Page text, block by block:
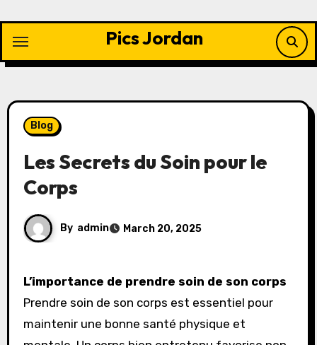
content
Pics Jordan
Blog
Les Secrets du Soin pour le
Corps
By admin March 20, 2025
L’importance de prendre soin de son corps
Prendre soin de son corps est essentiel pour
maintenir une bonne santé physique et